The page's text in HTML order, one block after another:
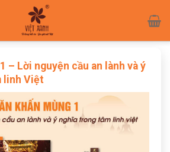
– Lời nguyện cầu an lành và ý
linh Việt